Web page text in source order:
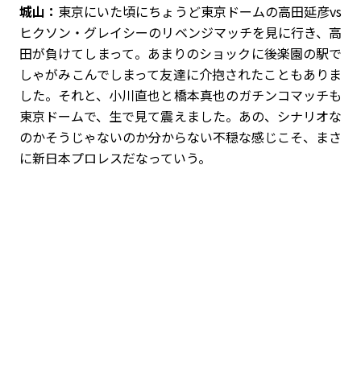
城山： 東京にいた頃にちょうど東京ドームの高田延彦vs
ヒクソン・グレイシーのリベンジマッチを見に行き、高
田が負けてしまって。あまりのショックに後楽園の駅で
しゃがみこんでしまって友達に介抱されたこともありま
した。それと、小川直也と橋本真也のガチンコマッチも
東京ドームで、生で見て震えました。あの、シナリオな
のかそうじゃないのか分からない不穏な感じこそ、まさ
に新日本プロレスだなっていう。